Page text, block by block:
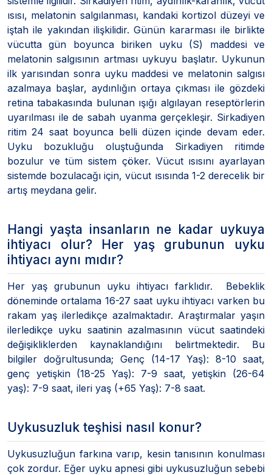
ısısı, melatonin salgılanması, kandaki kortizol düzeyi ve
iştah ile yakından ilişkilidir. Günün kararması ile birlikte
vücutta gün boyunca biriken uyku (S) maddesi ve
melatonin salgısının artması uykuyu başlatır. Uykunun
ilk yarısından sonra uyku maddesi ve melatonin salgısı
azalmaya başlar, aydınlığın ortaya çıkması ile gözdeki
retina tabakasında bulunan ışığı algılayan reseptörlerin
uyarılması ile de sabah uyanma gerçekleşir. Sirkadiyen
ritim 24 saat boyunca belli düzen içinde devam eder.
Uyku bozukluğu oluştuğunda Sirkadiyen ritimde
bozulur ve tüm sistem çöker. Vücut ısısını ayarlayan
sistemde bozulacağı için, vücut ısısında 1-2 derecelik bir
artış meydana gelir.
Hangi yaşta insanların ne kadar uykuya
ihtiyacı olur? Her yaş grubunun uyku
ihtiyacı aynı mıdır?
Her yaş grubunun uyku ihtiyacı farklıdır. Bebeklik
döneminde ortalama 16-27 saat uyku ihtiyacı varken bu
rakam yaş ilerledikçe azalmaktadır. Araştırmalar yaşın
ilerledikçe uyku saatinin azalmasının vücut saatindeki
değişikliklerden kaynaklandığını belirtmektedir. Bu
bilgiler doğrultusunda; Genç (14-17 Yaş): 8-10 saat,
genç yetişkin (18-25 Yaş): 7-9 saat, yetişkin (26-64
yaş): 7-9 saat, ileri yaş (+65 Yaş): 7-8 saat.
Uykusuzluk teşhisi nasıl konur?
Uykusuzluğun farkına varıp, kesin tanısının konulması
çok zordur. Eğer uyku apnesi gibi uykusuzluğun sebebi